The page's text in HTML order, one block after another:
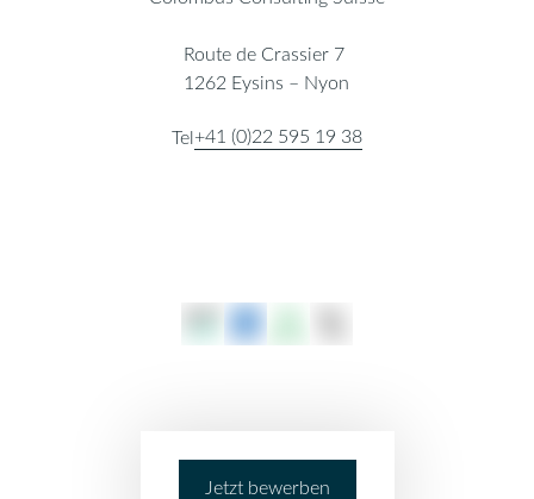
Route de Crassier 7
1262 Eysins – Nyon
Tel+41 (0)22 595 19 38
Jetzt bewerben